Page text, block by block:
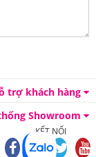
trợ khách hàng
Showroom
KẾT NỐI